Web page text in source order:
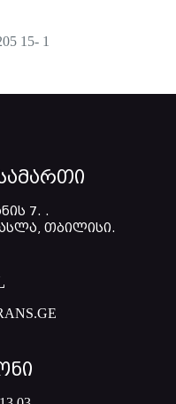
15- 1
7. .
თბილისი.